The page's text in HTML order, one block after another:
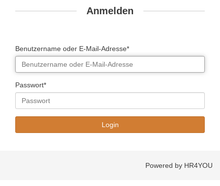
Anmelden
Benutzername oder E-Mail-Adresse*
Passwort*
Powered by HR4YOU